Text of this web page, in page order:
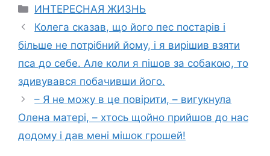
Categories
ИНТЕРЕСНАЯ ЖИЗНЬ
Колега сказав, що його пес постарів і
більше не потрібний йому, і я вирішив взяти
пса до себе. Але коли я пішов за собакою, то
здивувався побачивши його.
– Я не можу в це повірити, – вигукнула
Олена матері, – хтось щойно прийшов до нас
додому і дав мені мішок грошей!